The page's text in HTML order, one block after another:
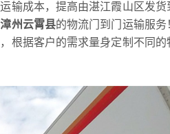
输成本，提高由湛江霞山区发货
州云霄县的物流门到门运输服务
根据客户的需求量身定制不同的